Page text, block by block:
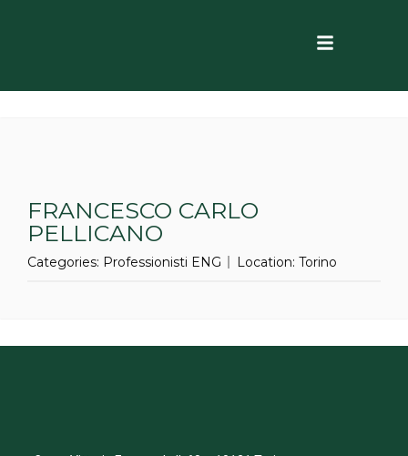
FRANCESCO CARLO
PELLICANO
Categories: Professionisti ENG Location: Torino